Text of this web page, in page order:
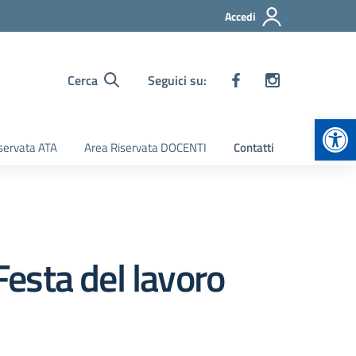
Accedi
Cerca Seguici su:
ATA Area Riservata DOCENTI Contatti
del lavoro